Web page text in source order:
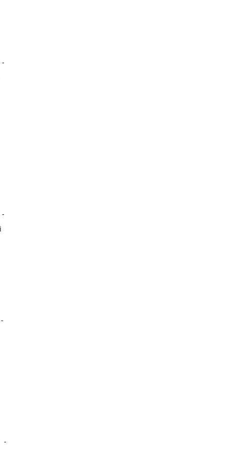
-
-
-
-